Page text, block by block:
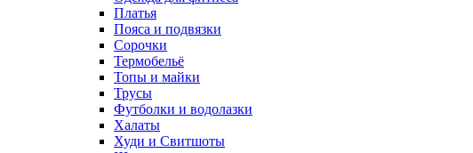
Платья
Пояса и подвязки
Сорочки
Термобельё
Топы и майки
Трусы
Футболки и водолазки
Халаты
Худи и Свитшоты